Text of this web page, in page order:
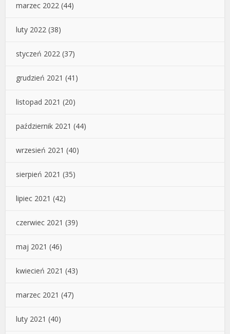
marzec 2022 (44)
luty 2022 (38)
styczeń 2022 (37)
grudzień 2021 (41)
listopad 2021 (20)
październik 2021 (44)
wrzesień 2021 (40)
sierpień 2021 (35)
lipiec 2021 (42)
czerwiec 2021 (39)
maj 2021 (46)
kwiecień 2021 (43)
marzec 2021 (47)
luty 2021 (40)